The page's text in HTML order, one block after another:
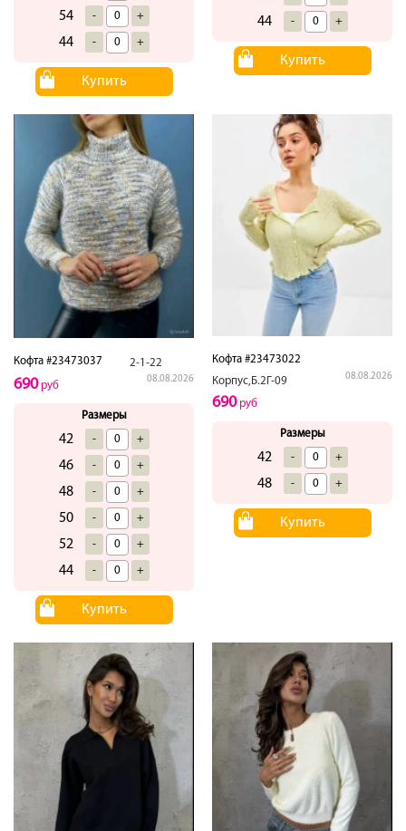
54 - +
44 - +
Купить
44 - +
Купить
Кофта #23473037 2-1-22
08.08.2026
690руб
Размеры
42 - +
46 - +
48 - +
50 - +
52 - +
44 - +
Купить
Кофта #23473022
Корпус,Б.2Г-09
08.08.2026
690руб
Размеры
42 - +
48 - +
Купить